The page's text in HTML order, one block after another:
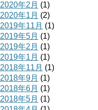
2020年2月 (1)
2020年1月 (2)
2019年11月 (1)
2019年5月 (1)
2019年2月 (1)
2019年1月 (1)
2018年11月 (1)
2018年9月 (1)
2018年6月 (1)
2018年5月 (1)